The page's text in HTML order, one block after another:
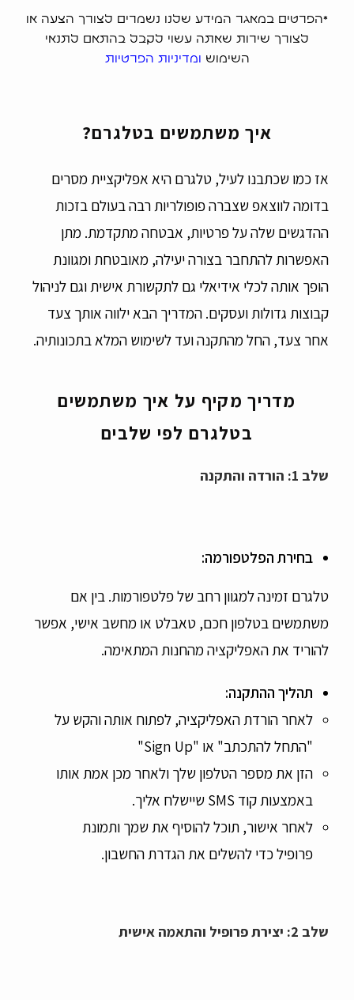
*הפרטים במאגר המידע שלנו נשמרים לצורך הצעה או
לצורך שירות שאתה עשוי לקבל בהתאם לתנאי
השימוש
ומדיניות הפרטיות
איך משתמשים בטלגרם?
אז כמו שכתבנו לעיל, טלגרם היא אפליקציית מסרים
בדומה לווצאפ שצברה פופולריות רבה בעולם בזכות
ההדגשים שלה על פרטיות, אבטחה מתקדמת. מתן
האפשרות להתחבר בצורה יעילה, מאובטחת ומגוונת
הופך אותה לכלי אידיאלי גם לתקשורת אישית וגם לניהול
קבוצות גדולות ועסקים. המדריך הבא ילווה אותך צעד
אחר צעד, החל מהתקנה ועד לשימוש המלא בתכונותיה.
מדריך מקיף על איך משתמשים
בטלגרם לפי שלבים
שלב 1: הורדה והתקנה
בחירת הפלטפורמה:
טלגרם זמינה למגוון רחב של פלטפורמות. בין אם
משתמשים בטלפון חכם, טאבלט או מחשב אישי, אפשר
להוריד את האפליקציה מהחנות המתאימה.
תהליך ההתקנה:
לאחר הורדת האפליקציה, לפתוח אותה והקש על
"התחל להתכתב" או "Sign Up"
הזן את מספר הטלפון שלך ולאחר מכן אמת אותו
באמצעות קוד SMS שיישלח אליך.
לאחר אישור, תוכל להוסיף את שמך ותמונת
פרופיל כדי להשלים את הגדרת החשבון.
שלב 2: יצירת פרופיל והתאמה אישית